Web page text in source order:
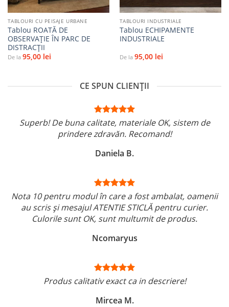
TABLOURI CU PEISAJE URBANE
Tablou ROATĂ DE
OBSERVAȚIE ÎN PARC DE
DISTRACȚII
De la 95,00 lei
TABLOURI INDUSTRIALE
Tablou ECHIPAMENTE
INDUSTRIALE
De la 95,00 lei
CE SPUN CLIENȚII
Superb! De buna calitate, materiale OK, sistem de
prindere zdravăn. Recomand!
Daniela B.
Nota 10 pentru modul în care a fost ambalat, oamenii
au scris și mesajul ATENTIE STICLĂ pentru curier.
Culorile sunt OK, sunt multumit de produs.
Ncomaryus
Produs calitativ exact ca in descriere!
Mircea M.